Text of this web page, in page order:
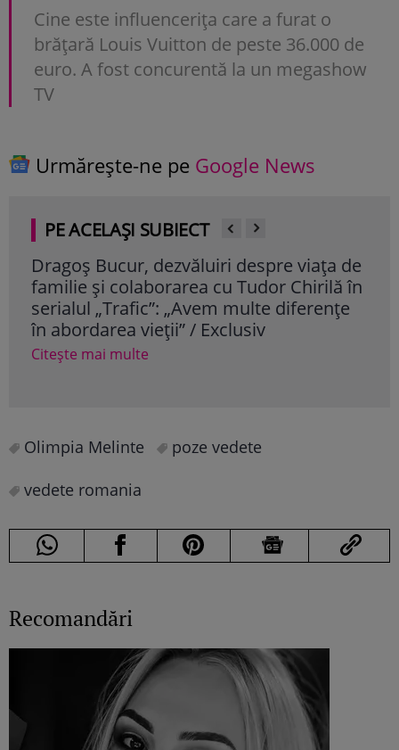
Cine este influencerița care a furat o
brățară Louis Vuitton de peste 36.000 de
euro. A fost concurentă la un megashow
TV
Urmărește-ne pe Google News
PE ACELAȘI SUBIECT
Dragoș Bucur, dezvăluiri despre viața de
familie și colaborarea cu Tudor Chirilă în
serialul „Trafic”: „Avem multe diferențe
în abordarea vieții” / Exclusiv
Citește mai multe
Olimpia Melinte
poze vedete
vedete romania
Recomandări